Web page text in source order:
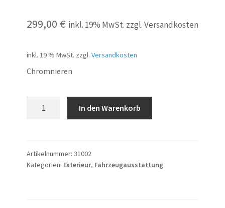
299,00 € inkl. 19% MwSt. zzgl. Versandkosten
inkl. 19 % MwSt. zzgl. Versandkosten
Chromnieren
In den Warenkorb
Artikelnummer: 31002
Kategorien: Exterieur, Fahrzeugausstattung